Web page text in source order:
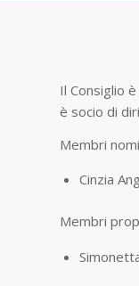
Il Consiglio
è socio di
Membri
Cinzia
Membri